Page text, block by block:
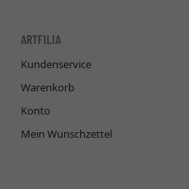
ARTFILIA
Kundenservice
Warenkorb
Konto
Mein Wunschzettel